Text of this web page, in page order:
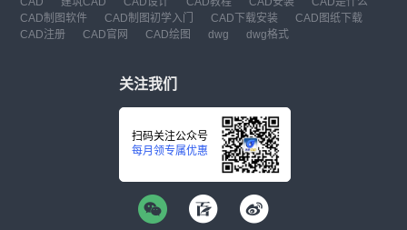
CAD制图软件
CAD制图初学入门 CAD下载安装
CAD图纸下载
CAD注册
CAD官网 CAD绘图 dwg dwg格式
关注我们
扫码关注公众号
每月领专属优惠